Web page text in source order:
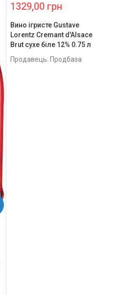
Вино ігристе Gustave
Lorentz Cremant d'Alsace
Brut сухе біле 12% 0.75 л
Продавець: Продбаза
1329,00 грн